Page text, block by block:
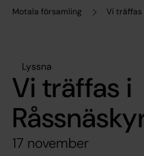
Motala församling Vi träffas
Lyssna
Vi träffas i
17 november